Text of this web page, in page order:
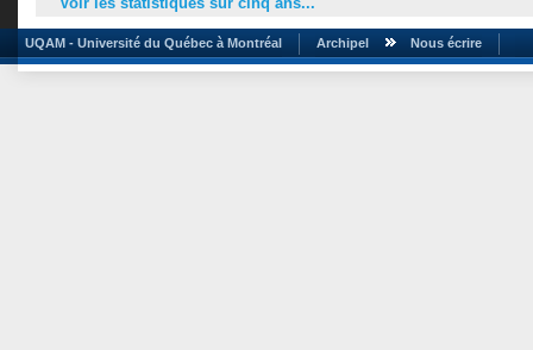
UQAM - Université du Québec à Montréal Archipel Nous écrire